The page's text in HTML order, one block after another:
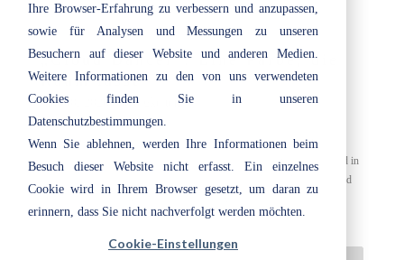
Ihre Browser-Erfahrung zu verbessern und anzupassen,
sowie für Analysen und Messungen zu unseren
Besuchern auf dieser Website und anderen Medien.
Weitere Informationen zu den von uns verwendeten
Cookies finden Sie in unseren
Datenschutzbestimmungen.
Wenn Sie ablehnen, werden Ihre Informationen beim
Besuch dieser Website nicht erfasst. Ein einzelnes
Cookie wird in Ihrem Browser gesetzt, um daran zu
erinnern, dass Sie nicht nachverfolgt werden möchten.
Cookie-Einstellungen
„Cloud Dancer“: Eine Farbe, die
Raum lässt
Jan. 30, 2026|Neuigkeiten
„Cloud Dancer“: Eine Farbe, die Raum lässt Inspiriert von der Pantone-
Farbe des Jahres 2026 übersetzt Volvox by Ecotec den Off-White-Trend in
wohngesunde Lehmfarben. Leise, licht und voller Möglichkeiten: „Cloud
Dancer“, eine sanfte Weiß-Nuance, strahlt Ruhe aus und...